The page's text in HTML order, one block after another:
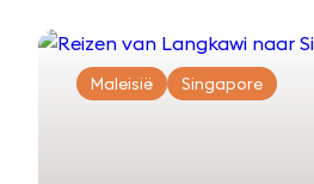
Maleisië Singapore